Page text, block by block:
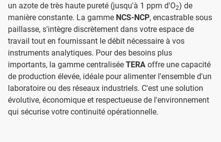
un azote de très haute pureté (jusqu'à 1 ppm d'O2) de
manière constante. La gamme NCS-NCP, encastrable sous
paillasse, s'intègre discrètement dans votre espace de
travail tout en fournissant le débit nécessaire à vos
instruments analytiques. Pour des besoins plus
importants, la gamme centralisée TERA offre une capacité
de production élevée, idéale pour alimenter l'ensemble d'un
laboratoire ou des réseaux industriels. C'est une solution
évolutive, économique et respectueuse de l'environnement
qui sécurise votre continuité opérationnelle.